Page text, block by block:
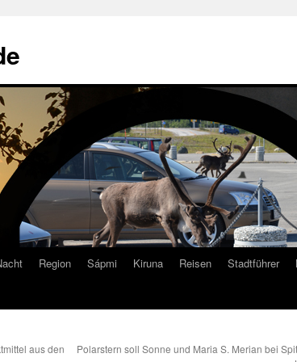
Region Sápmi Kiruna Reisen Stadtführer
aus den
Polarstern soll Sonne und Maria S. Merian bei